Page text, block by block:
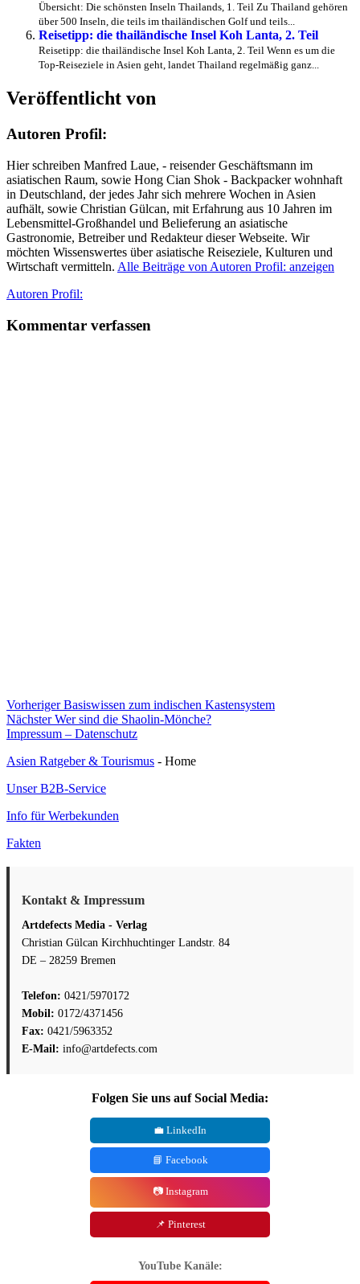
Übersicht: Die schönsten Inseln Thailands, 1. Teil Zu Thailand gehören
über 500 Inseln, die teils im thailändischen Golf und teils...
Reisetipp: die thailändische Insel Koh Lanta, 2. Teil
Reisetipp: die thailändische Insel Koh Lanta, 2. Teil Wenn es um die
Top-Reiseziele in Asien geht, landet Thailand regelmäßig ganz...
Veröffentlicht von
Autoren Profil:
Hier schreiben Manfred Laue, - reisender Geschäftsmann im
asiatischen Raum, sowie Hong Cian Shok - Backpacker wohnhaft
in Deutschland, der jedes Jahr sich mehrere Wochen in Asien
aufhält, sowie Christian Gülcan, mit Erfahrung aus 10 Jahren im
Lebensmittel-Großhandel und Belieferung an asiatische
Gastronomie, Betreiber und Redakteur dieser Webseite. Wir
möchten Wissenswertes über asiatische Reiseziele, Kulturen und
Wirtschaft vermitteln. Alle Beiträge von Autoren Profil: anzeigen
Autor
Autoren Profil:
Kommentar verfassen
Beitragsnavigation
Vorheriger Vorheriger
Beitrag:
Basiswissen zum indischen Kastensystem
Nächster Nächster
Beitrag:
Wer sind die Shaolin-Mönche?
Impressum – Datenschutz
Asien Ratgeber & Tourismus - Home
Unser B2B-Service
Info für Werbekunden
Fakten
Kontakt & Impressum
Artdefects Media - Verlag
Christian Gülcan Kirchhuchtinger Landstr. 84
DE – 28259 Bremen
Telefon: 0421/5970172
Mobil: 0172/4371456
Fax: 0421/5963352
E-Mail: info@artdefects.com
Folgen Sie uns auf Social Media:
💼 LinkedIn
📘 Facebook
📷 Instagram
📌 Pinterest
YouTube Kanäle: